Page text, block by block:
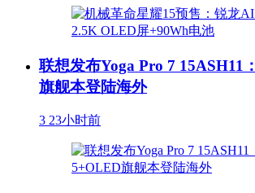
联想发布Yoga Pro 7 15ASH11
旗舰本登陆海外
3 23小时前